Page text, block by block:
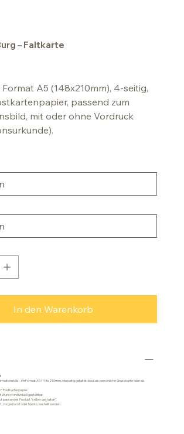
– Faltkarte
A5 (148x210mm), 4-seitig,
passend zum
mit oder ohne Vordruck
In den Warenkorb
– im Format A5 148x210mm, vierseitig gefaltet. Ideal als persönliche Grusskarte oder als
Postkartenpapier.
Wunsch individuell gestaltbar.
passendes Produkt "selber gestalten".
vorgedruckt oder blanko, bestellt werden.